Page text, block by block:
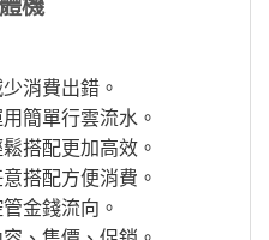
消費出錯。
簡單行雲流水。
搭配更加高效。
搭配方便消費。
金錢流向。